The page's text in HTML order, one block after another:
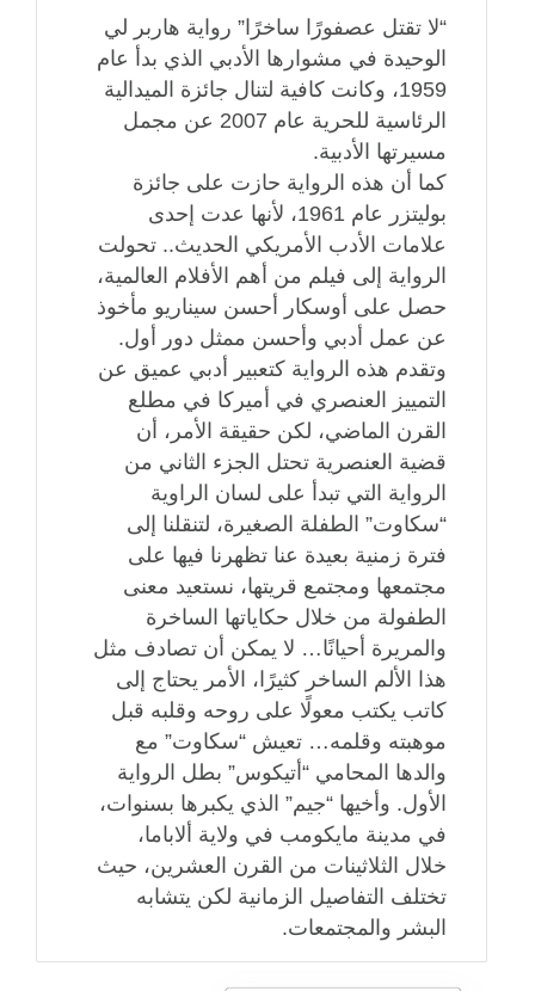
“لا تقتل عصفورًا ساخرًا” رواية هاربر لي
الوحيدة في مشوارها الأدبي الذي بدأ عام
1959، وكانت كافية لتنال جائزة الميدالية
الرئاسية للحرية عام 2007 عن مجمل
مسيرتها الأدبية.
كما أن هذه الرواية حازت على جائزة
بوليتزر عام 1961، لأنها عدت إحدى
علامات الأدب الأمريكي الحديث.. تحولت
الرواية إلى فيلم من أهم الأفلام العالمية،
حصل على أوسكار أحسن سيناريو مأخوذ
عن عمل أدبي وأحسن ممثل دور أول.
وتقدم هذه الرواية كتعبير أدبي عميق عن
التمييز العنصري في أميركا في مطلع
القرن الماضي، لكن حقيقة الأمر، أن
قضية العنصرية تحتل الجزء الثاني من
الرواية التي تبدأ على لسان الراوية
“سكاوت” الطفلة الصغيرة، لتنقلنا إلى
فترة زمنية بعيدة عنا تظهرنا فيها على
مجتمعها ومجتمع قريتها، نستعيد معنى
الطفولة من خلال حكاياتها الساخرة
والمريرة أحيانًا… لا يمكن أن تصادف مثل
هذا الألم الساخر كثيرًا، الأمر يحتاج إلى
كاتب يكتب معولًا على روحه وقلبه قبل
موهبته وقلمه… تعيش “سكاوت” مع
والدها المحامي “أتيكوس” بطل الرواية
الأول. وأخيها “جيم” الذي يكبرها بسنوات،
في مدينة مايكومب في ولاية ألاباما،
خلال الثلاثينات من القرن العشرين، حيث
تختلف التفاصيل الزمانية لكن يتشابه
البشر والمجتمعات.